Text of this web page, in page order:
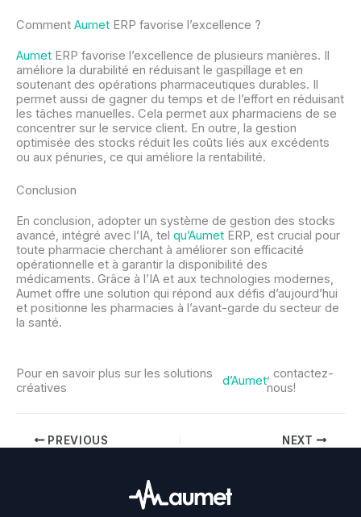
Comment Aumet ERP favorise l’excellence ?
Aumet ERP favorise l’excellence de plusieurs manières. Il
améliore la durabilité en réduisant le gaspillage et en
soutenant des opérations pharmaceutiques durables. Il
permet aussi de gagner du temps et de l’effort en réduisant
les tâches manuelles. Cela permet aux pharmaciens de se
concentrer sur le service client. En outre, la gestion
optimisée des stocks réduit les coûts liés aux excédents
ou aux pénuries, ce qui améliore la rentabilité.
Conclusion
En conclusion, adopter un système de gestion des stocks
avancé, intégré avec l’IA, tel qu’Aumet ERP, est crucial pour
toute pharmacie cherchant à améliorer son efficacité
opérationnelle et à garantir la disponibilité des
médicaments. Grâce à l’IA et aux technologies modernes,
Aumet offre une solution qui répond aux défis d’aujourd’hui
et positionne les pharmacies à l’avant-garde du secteur de
la santé.
Pour en savoir plus sur les solutions
créatives
d’Aumet, contactez-
nous!
PREVIOUS NEXT